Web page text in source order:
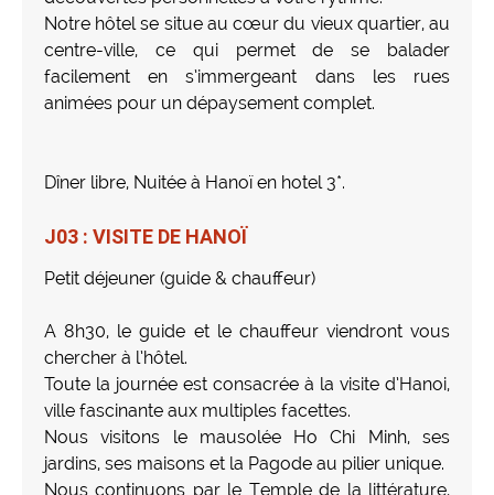
Notre hôtel se situe au cœur du vieux quartier, au
centre-ville, ce qui permet de se balader
facilement en s’immergeant dans les rues
animées pour un dépaysement complet.
Dîner libre, Nuitée à Hanoï en hotel 3*.
J03 : VISITE DE HANOÏ
Petit déjeuner (guide & chauffeur)
A 8h30, le guide et le chauffeur viendront vous
chercher à l’hôtel.
Toute la journée est consacrée à la visite d’Hanoi,
ville fascinante aux multiples facettes.
Nous visitons le mausolée Ho Chi Minh, ses
jardins, ses maisons et la Pagode au pilier unique.
Nous continuons par le Temple de la littérature,